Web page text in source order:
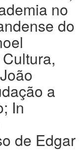
no
do
a
In
de Edgar